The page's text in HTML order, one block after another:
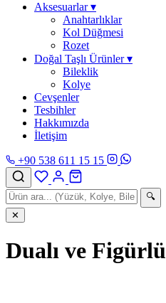
Aksesuarlar▾
Anahtarlıklar
Kol Düğmesi
Rozet
Doğal Taşlı Ürünler▾
Bileklik
Kolye
Cevşenler
Tesbihler
Hakkımızda
İletişim
+90 538 611 15 15
🔍
✕
Dualı ve Figürlü